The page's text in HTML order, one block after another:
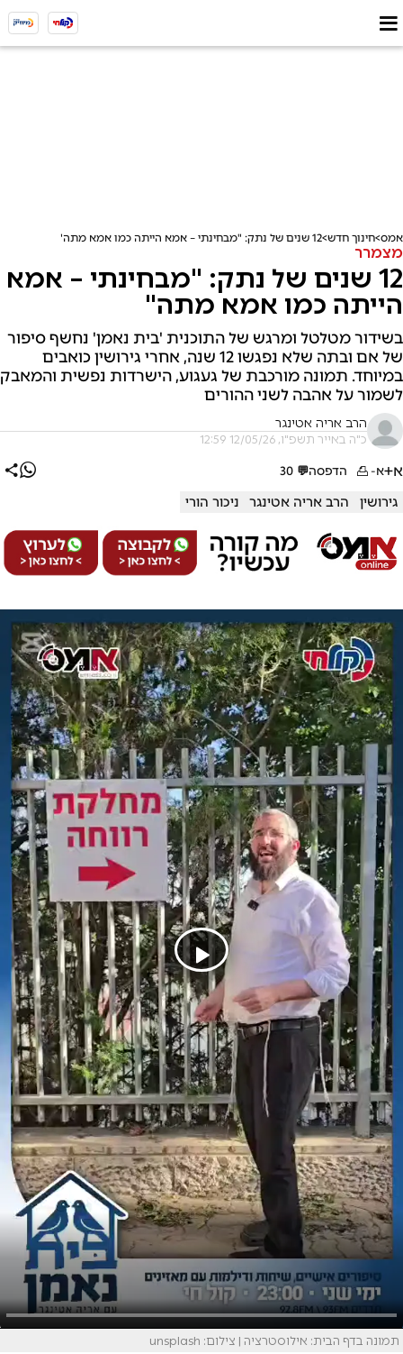
אמס חינוך חדש 12 שנים של נתק: "מבחינתי – אמא הייתה כמו אמא מתה"
מצמרר
12 שנים של נתק: "מבחינתי – אמא
הייתה כמו אמא מתה"
בשידור מטלטל ומרגש של התוכנית 'בית נאמן' נחשף סיפור
של אם ובתה שלא נפגשו 12 שנה, אחרי גירושין כואבים
במיוחד. תמונה מורכבת של געגוע, הישרדות נפשית והמאבק
לשמור על אהבה לשני ההורים
הרב אריה אטינגר
כ"ה באייר תשפ"ו, 12/05/26 12:59
א+א- הדפסה💬
30
גירושין הרב אריה אטינגר ניכור הורי
תמונה בדף הבית: אילוסטרציה | צילום: unsplash